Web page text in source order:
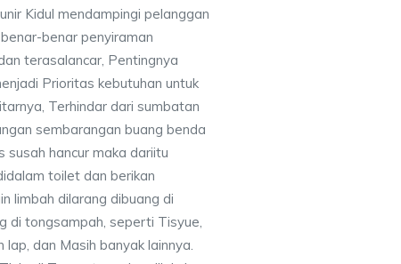
Kidul mendampingi pelanggan
benar penyiraman
terasalancar, Pentingnya
Prioritas kebutuhan untuk
Terhindar dari sumbatan
sembarangan buang benda
susah hancur maka dariitu
toilet dan berikan
limbah dilarang dibuang di
di tongsampah, seperti Tisyue,
dan Masih banyak lainnya.